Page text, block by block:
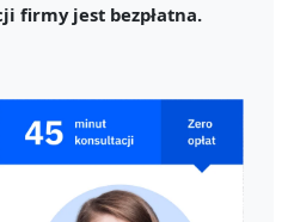
firmy jest bezpłatna.